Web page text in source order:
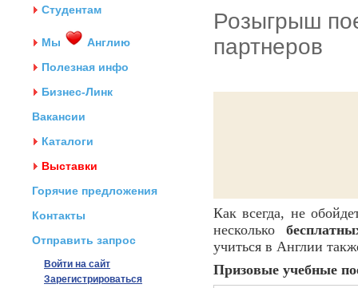
Студентам
Мы
Англию
Полезная инфо
Бизнес-Линк
Вакансии
Каталоги
Выставки
Горячие предложения
Контакты
Отправить запрос
Войти на сайт
Зарегистрироваться
Розыгрыш
партнеров
Как всегда, не
несколько
учиться в Англии
Призовые учебные